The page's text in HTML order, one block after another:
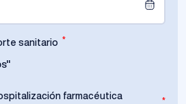
sanitario *
farmacéutica
*